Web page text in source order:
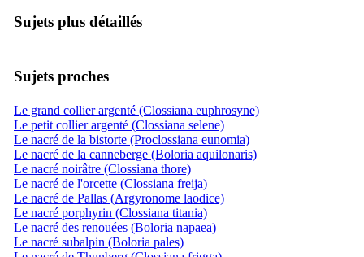
Sujets plus détaillés
Sujets proches
Le grand collier argenté (Clossiana euphrosyne)
Le petit collier argenté (Clossiana selene)
Le nacré de la bistorte (Proclossiana eunomia)
Le nacré de la canneberge (Boloria aquilonaris)
Le nacré noirâtre (Clossiana thore)
Le nacré de l'orcette (Clossiana freija)
Le nacré de Pallas (Argyronome laodice)
Le nacré porphyrin (Clossiana titania)
Le nacré des renouées (Boloria napaea)
Le nacré subalpin (Boloria pales)